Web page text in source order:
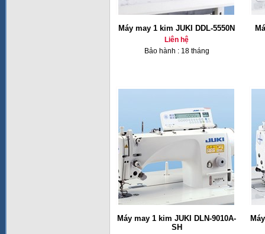
Máy may 1 kim JUKI DDL-5550N
Liên hệ
Bảo hành : 18 tháng
Máy may 1 kim JUKI DLN-9010A-
SH